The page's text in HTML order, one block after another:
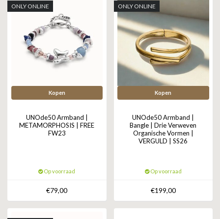
ONLY ONLINE
Kopen
UNOde50 Armband |
METAMORPHOSIS | FREE
FW23
Op voorraad
€79,00
ONLY ONLINE
Kopen
UNOde50 Armband |
Bangle | Drie Verweven
Organische Vormen |
VERGULD | SS26
Op voorraad
€199,00